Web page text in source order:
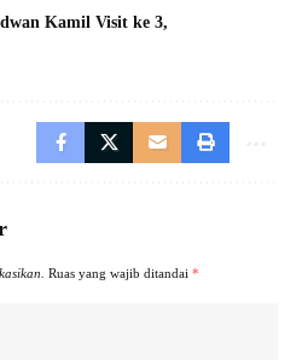
Kamil Visit ke 3
Ruas yang wajib ditandai *